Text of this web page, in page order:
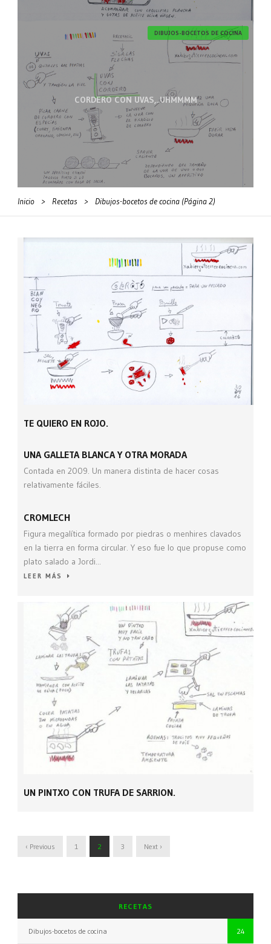
CORDERO CON UVAS,..UHMMMM
DIBUJOS-BOCETOS DE COCINA
Inicio > Recetas > Dibujos-bocetos de cocina (Página 2)
TE QUIERO EN ROJO.
UNA GALLETA BLANCA Y OTRA MORADA
Contada en 2009. Un manera distinta de hacer cosas
relativamente fáciles.
CROMLECH
Figura megalítica formado por piedras o menhires clavados
en la tierra en forma circular. Y eso fue lo que propuse como
plato salado a Jordi...
LEER MÁS
UN PINTXO CON TRUFA DE SARRION.
‹ Previous 1 2 3 Next ›
RECETAS
Dibujos-bocetos de cocina 24